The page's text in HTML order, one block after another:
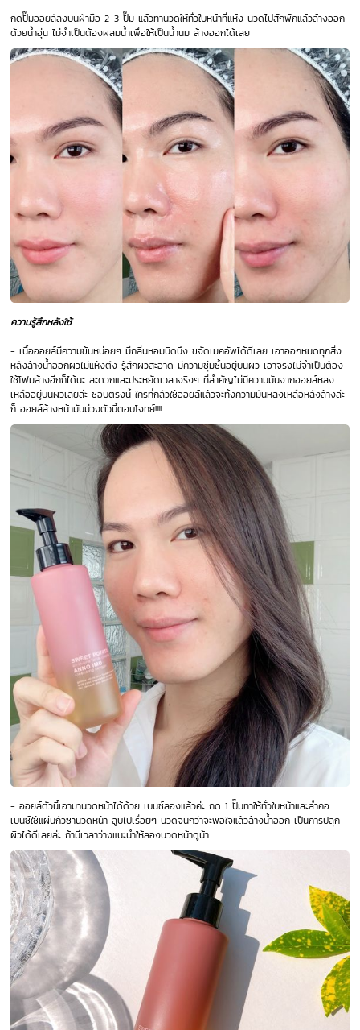
กดปั๊มออยล์ลงบนฝ่ามือ 2-3 ปั๊ม แล้วทานวดให้ทั่วใบหน้าที่แห้ง นวดไปสักพักแล้วล้างออก
ด้วยน้ำอุ่น ไม่จำเป็นต้องผสมน้ำเพื่อให้เป็นน้ำนม ล้างออกได้เลย
ความรู้สึกหลังใช้
- เนื้อออยล์มีความข้นหน่อยๆ มีกลิ่นหอมนิดนึง ขจัดเมคอัพได้ดีเลย เอาออกหมดทุกสิ่ง
หลังล้างน้ำออกผิวไม่แห้งตึง รู้สึกผิวสะอาด มีความชุ่มชื้นอยู่บนผิว เอาจริงไม่จำเป็นต้อง
ใช้โฟมล้างอีกก็ได้นะ สะดวกและประหยัดเวลาจริงๆ ที่สำคัญไม่มีความมันจากออยล์หลง
เหลืออยู่บนผิวเลยล่ะ ชอบตรงนี้ ใครที่กลัวใช้ออยล์แล้วจะทิ้งความมันหลงเหลือหลังล้างล่ะ
ก็ ออยล์ล้างหน้ามันม่วงตัวนี้ตอบโจทย์!!!!
- ออยล์ตัวนี้เอามานวดหน้าได้ด้วย เบนซ์ลองแล้วค่ะ กด 1 ปั๊มทาให้ทั่วใบหน้าและลำคอ
เบนซ์ใช้แผ่นกัวซานวดหน้า ลูบไปเรื่อยๆ นวดจนกว่าจะพอใจแล้วล้างน้ำออก เป็นการปลุก
ผิวได้ดีเลยล่ะ ถ้ามีเวลาว่างแนะนำให้ลองนวดหน้าดูน้า